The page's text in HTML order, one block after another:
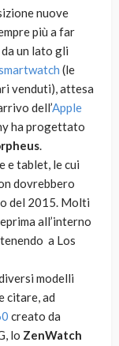
nuove
più a far
un lato gli
(le
venduti), attesa
dell’Apple
ha progettato
.
e tablet, le cui
dovrebbero
del 2015. Molti
all’interno
a Los
modelli
citare, ad
creato da
lo ZenWatch